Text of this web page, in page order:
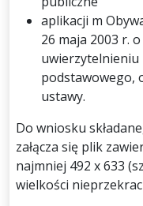
aplikacji m
26 maja 2003 r.
podstawowego,
ustawy.
Do wniosku
załącza się plik
najmniej 492 x 633
wielkości